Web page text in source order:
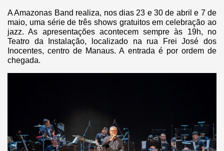
A Amazonas Band realiza, nos dias 23 e 30 de abril e 7 de
maio, uma série de três shows gratuitos em celebração ao
jazz. As apresentações acontecem sempre às 19h, no
Teatro da Instalação, localizado na rua Frei José dos
Inocentes, centro de Manaus. A entrada é por ordem de
chegada.